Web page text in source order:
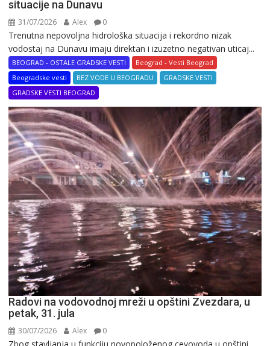
situacije na Dunavu
31/07/2026 Alex 0
Trenutna nepovoljna hidrološka situacija i rekordno nizak
vodostaj na Dunavu imaju direktan i izuzetno negativan uticaj...
BEOGRAD - OSTALE GRADSKE VESTI
Beograd - Vesti Beograd
Beogradske vesti
BEZ VODE U BEOGRADU
GRADSKE VESTI
GRADSKE VESTI BEOGRAD
Radovi na vodovodnoj mreži u opštini Zvezdara, u
petak, 31. jula
30/07/2026 Alex 0